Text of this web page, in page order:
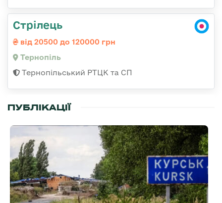
Стрілець
від 20500 до 120000 грн
Тернопіль
Тернопільський РТЦК та СП
ПУБЛІКАЦІЇ